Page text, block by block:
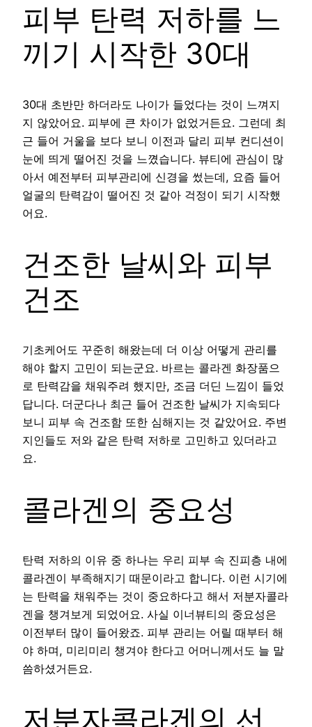
피부 탄력 저하를 느
끼기 시작한 30대
30대 초반만 하더라도 나이가 들었다는 것이 느껴지
지 않았어요. 피부에 큰 차이가 없었거든요. 그런데 최
근 들어 거울을 보다 보니 이전과 달리 피부 컨디션이
눈에 띄게 떨어진 것을 느꼈습니다. 뷰티에 관심이 많
아서 예전부터 피부관리에 신경을 썼는데, 요즘 들어
얼굴의 탄력감이 떨어진 것 같아 걱정이 되기 시작했
어요.
건조한 날씨와 피부
건조
기초케어도 꾸준히 해왔는데 더 이상 어떻게 관리를
해야 할지 고민이 되는군요. 바르는 콜라겐 화장품으
로 탄력감을 채워주려 했지만, 조금 더딘 느낌이 들었
답니다. 더군다나 최근 들어 건조한 날씨가 지속되다
보니 피부 속 건조함 또한 심해지는 것 같았어요. 주변
지인들도 저와 같은 탄력 저하로 고민하고 있더라고
요.
콜라겐의 중요성
탄력 저하의 이유 중 하나는 우리 피부 속 진피층 내에
콜라겐이 부족해지기 때문이라고 합니다. 이런 시기에
는 탄력을 채워주는 것이 중요하다고 해서 저분자콜라
겐을 챙겨보게 되었어요. 사실 이너뷰티의 중요성은
이전부터 많이 들어왔죠. 피부 관리는 어릴 때부터 해
야 하며, 미리미리 챙겨야 한다고 어머니께서도 늘 말
씀하셨거든요.
저분자콜라겐의 선